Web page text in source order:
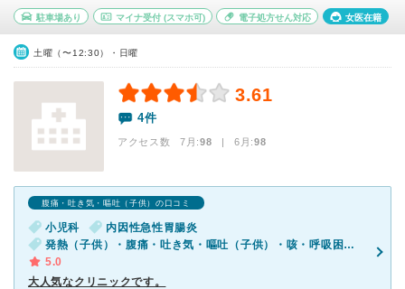
駐車場あり マイナ受付(スマホ可) 電子処方せん対応 女医在籍
土曜（〜12:30）・日曜
3.61
4件
アクセス数 7月:98 | 6月:98
腹痛・吐き気・嘔吐（子供）の口コミ
小児科
内因性急性胃腸炎
発熱（子供）・腹痛・吐き気・嘔吐（子供）・咳・呼吸困難（子供）
5.0
大人気なクリニックです。